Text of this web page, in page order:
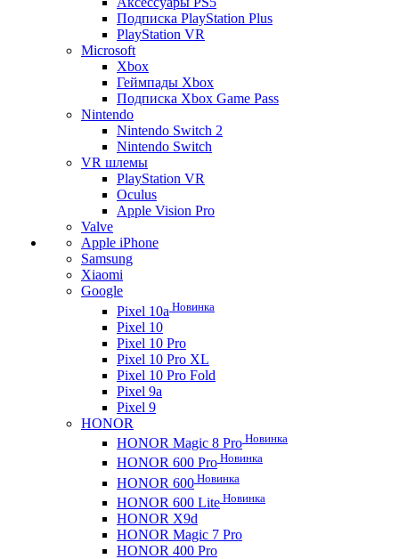
Подписка PlayStation Plus
PlayStation VR
Microsoft
Xbox
Геймпады Xbox
Подписка Xbox Game Pass
Nintendo
Nintendo Switch 2
Nintendo Switch
VR шлемы
PlayStation VR
Oculus
Apple Vision Pro
Valve
Apple iPhone
Samsung
Xiaomi
Google
Pixel 10a Новинка
Pixel 10
Pixel 10 Pro
Pixel 10 Pro XL
Pixel 10 Pro Fold
Pixel 9a
Pixel 9
HONOR
HONOR Magic 8 Pro Новинка
HONOR 600 Pro Новинка
HONOR 600 Новинка
HONOR 600 Lite Новинка
HONOR X9d
HONOR Magic 7 Pro
HONOR 400 Pro